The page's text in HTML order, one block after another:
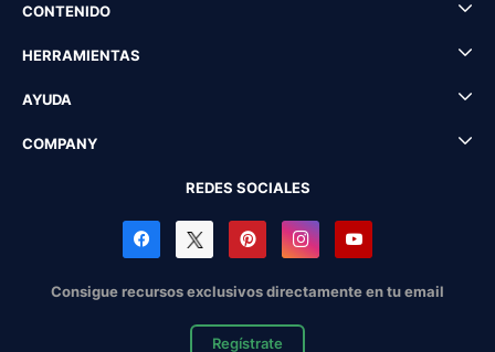
CONTENIDO
HERRAMIENTAS
AYUDA
COMPANY
REDES SOCIALES
Consigue recursos exclusivos directamente en tu email
Regístrate